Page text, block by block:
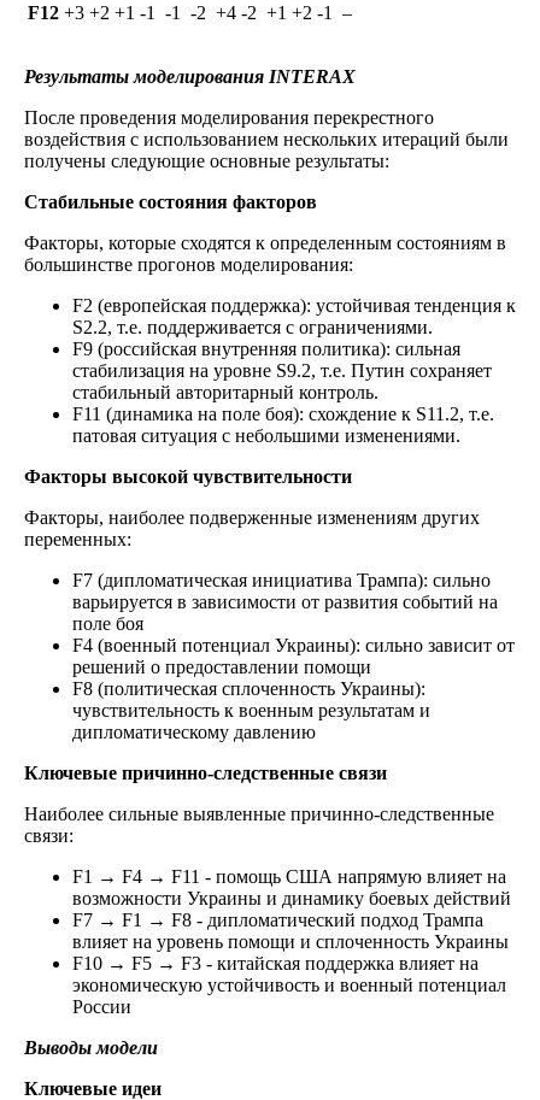
F12 +3 +2 +1 -1 -1 -2 +4 -2 +1 +2 -1 –
Результаты моделирования INTERAX
После проведения моделирования перекрестного
воздействия с использованием нескольких итераций были
получены следующие основные результаты:
Стабильные состояния факторов
Факторы, которые сходятся к определенным состояниям в
большинстве прогонов моделирования:
F2 (европейская поддержка): устойчивая тенденция к
S2.2, т.е. поддерживается с ограничениями.
F9 (российская внутренняя политика): сильная
стабилизация на уровне S9.2, т.е. Путин сохраняет
стабильный авторитарный контроль.
F11 (динамика на поле боя): схождение к S11.2, т.е.
патовая ситуация с небольшими изменениями.
Факторы высокой чувствительности
Факторы, наиболее подверженные изменениям других
переменных:
F7 (дипломатическая инициатива Трампа): сильно
варьируется в зависимости от развития событий на
поле боя
F4 (военный потенциал Украины): сильно зависит от
решений о предоставлении помощи
F8 (политическая сплоченность Украины):
чувствительность к военным результатам и
дипломатическому давлению
Ключевые причинно-следственные связи
Наиболее сильные выявленные причинно-следственные
связи:
F1 → F4 → F11 - помощь США напрямую влияет на
возможности Украины и динамику боевых действий
F7 → F1 → F8 - дипломатический подход Трампа
влияет на уровень помощи и сплоченность Украины
F10 → F5 → F3 - китайская поддержка влияет на
экономическую устойчивость и военный потенциал
России
Выводы модели
Ключевые идеи